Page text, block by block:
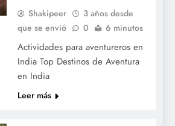
Shakipeer
3 años desde
que se envió
0 6 minutos
Actividades para aventureros en
India Top Destinos de Aventura
en India
Leer más